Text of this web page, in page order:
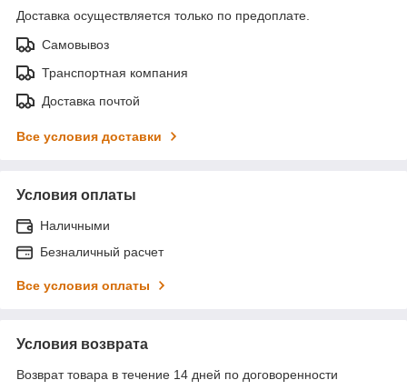
Доставка осуществляется только по предоплате.
Самовывоз
Транспортная компания
Доставка почтой
Все условия доставки
Условия оплаты
Наличными
Безналичный расчет
Все условия оплаты
Условия возврата
Возврат товара в течение 14 дней по договоренности